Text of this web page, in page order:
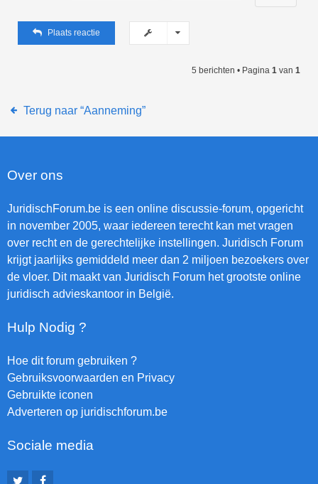
Plaats reactie
5 berichten • Pagina 1 van 1
Terug naar “Aanneming”
Over ons
JuridischForum.be is een online discussie-forum, opgericht
in november 2005, waar iedereen terecht kan met vragen
over recht en de gerechtelijke instellingen. Juridisch Forum
krijgt jaarlijks gemiddeld meer dan 2 miljoen bezoekers over
de vloer. Dit maakt van Juridisch Forum het grootste online
juridisch advieskantoor in België.
Hulp Nodig ?
Hoe dit forum gebruiken ?
Gebruiksvoorwaarden en Privacy
Gebruikte iconen
Adverteren op juridischforum.be
Sociale media